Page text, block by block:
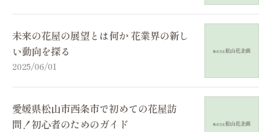
未来の花屋の展望とは何か 花業界の新し
い動向を探る
2025/06/01
愛媛県松山市西条市で初めての花屋訪
問！初心者のためのガイド